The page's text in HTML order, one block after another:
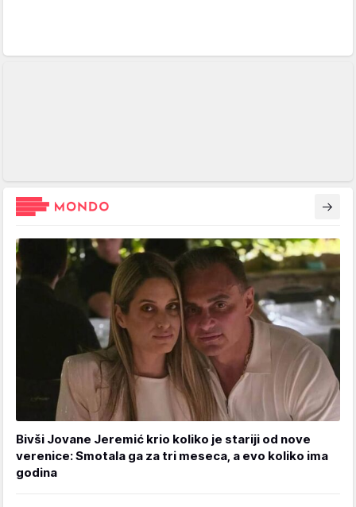
Bivši Jovane Jeremić krio koliko je stariji od nove
verenice: Smotala ga za tri meseca, a evo koliko ima
godina